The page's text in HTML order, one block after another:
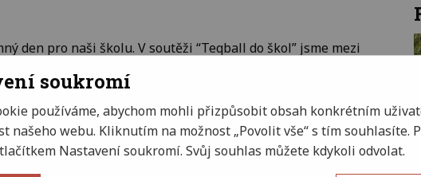
den pro naši školu. V soutěži “Teqball do škol” jsme mezi
tak při slavnostním předávání na školním hřišti teqballový
a Lukáše Smejkala, významných sportovců, kteří to
mít obrovské všestranné využití a zpestří nám hodiny
družině.
stránkách teqballové asociace.
n7281-Teqball-do-skol-ohlednuti
soukromí
používáme, abychom mohli přizpůsobit obsah konkrétním
našeho webu. Kliknutím na možnost „Povolit vše“ s tím souhlasíte.
Nastavení soukromí. Svůj souhlas můžete kdykoli odvolat.